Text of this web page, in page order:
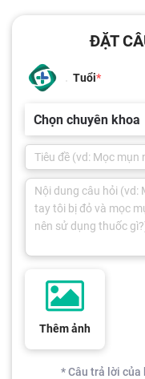
ĐẶT
Tuổi
Chọn chuyên khoa
Thêm ảnh
* Câu trả lời